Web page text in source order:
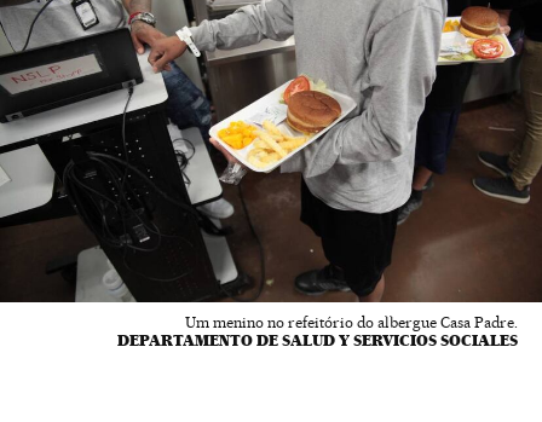
Um menino no refeitório do albergue Casa Padre.
DEPARTAMENTO DE SALUD Y SERVICIOS SOCIALES